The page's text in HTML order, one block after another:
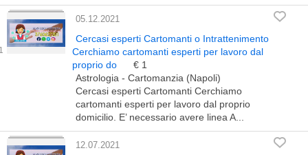
05.12.2021
Cercasi esperti Cartomanti o Intrattenimento
Cerchiamo cartomanti esperti per lavoro dal
proprio do
€ 1
Astrologia - Cartomanzia (Napoli)
Cercasi esperti Cartomanti Cerchiamo
cartomanti esperti per lavoro dal proprio
domicilio. E’ necessario avere linea A...
12.07.2021